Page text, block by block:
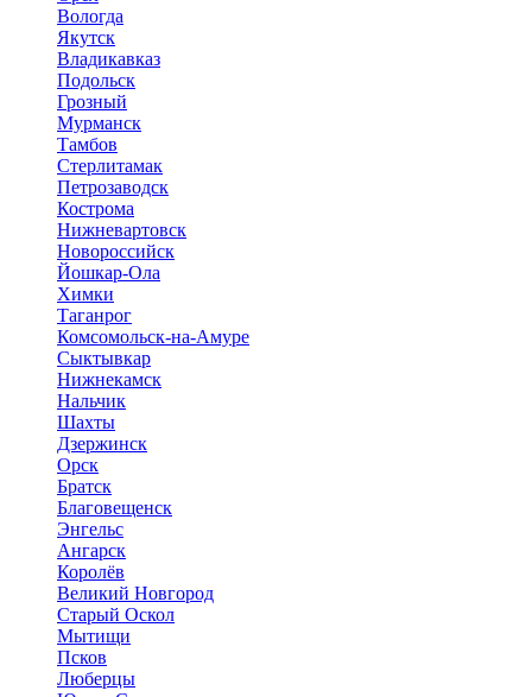
Вологда
Якутск
Владикавказ
Подольск
Грозный
Мурманск
Тамбов
Стерлитамак
Петрозаводск
Кострома
Нижневартовск
Новороссийск
Йошкар-Ола
Химки
Таганрог
Комсомольск-на-Амуре
Сыктывкар
Нижнекамск
Нальчик
Шахты
Дзержинск
Орск
Братск
Благовещенск
Энгельс
Ангарск
Королёв
Великий Новгород
Старый Оскол
Мытищи
Псков
Люберцы